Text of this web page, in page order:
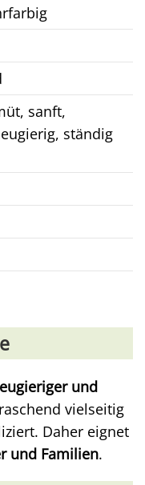
sanft,
ständig
und
vielseitig
Daher eignet
und Familien.